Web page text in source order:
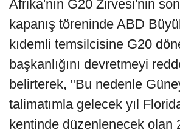
Afrika'nın G20 Zirvesi'nin
kapanış töreninde ABD
kıdemli temsilcisine G20
başkanlığını devretmeyi
belirterek, "Bu nedenle
talimatımla gelecek yıl
kentinde düzenlenecek olan